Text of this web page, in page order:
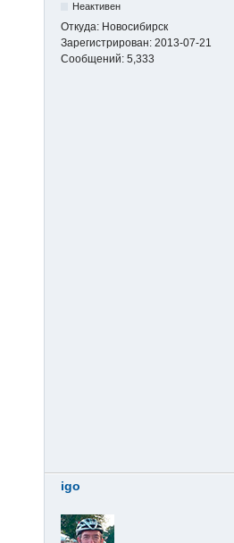
Неактивен
Откуда: Новосибирск
Зарегистрирован: 2013-07-21
Сообщений: 5,333
igo